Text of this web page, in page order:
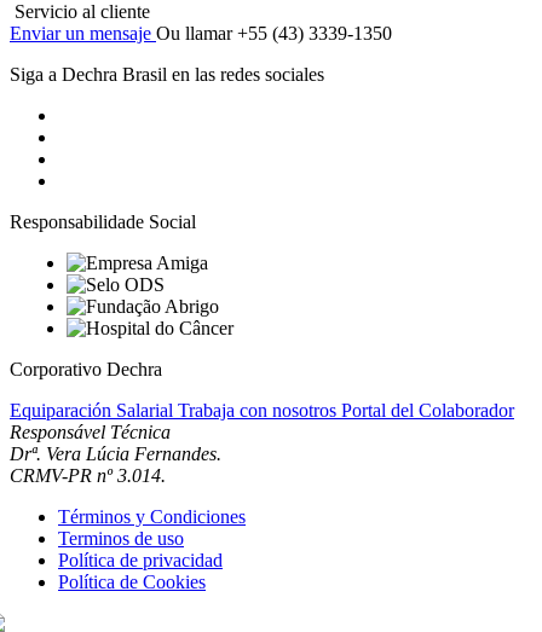
Servicio al cliente
Enviar un mensaje Ou llamar +55 (43) 3339-1350
Siga a Dechra Brasil en las redes sociales
Responsabilidade Social
Corporativo Dechra
Equiparación Salarial Trabaja con nosotros Portal del Colaborador
Responsável Técnica
Drª. Vera Lúcia Fernandes.
CRMV-PR nº 3.014.
Términos y Condiciones
Terminos de uso
Política de privacidad
Política de Cookies